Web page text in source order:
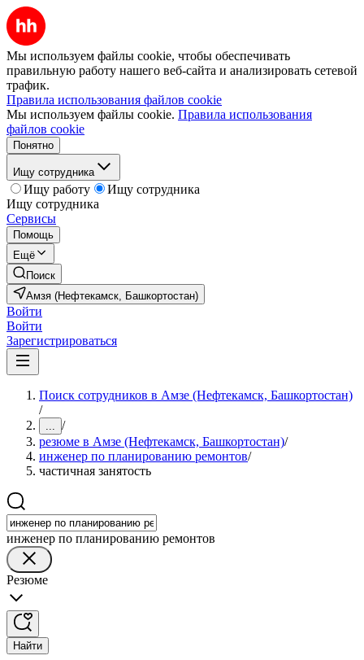
Мы используем файлы cookie, чтобы обеспечивать
правильную работу нашего веб-сайта и анализировать сетевой
трафик.
Правила использования файлов cookie
Мы используем файлы cookie. Правила использования
файлов cookie
Понятно
Ищу сотрудника
Ищу работу
Ищу сотрудника
Ищу сотрудника
Сервисы
Помощь
Ещё
Поиск
Амзя (Нефтекамск, Башкортостан)
Войти
Войти
Зарегистрироваться
Поиск сотрудников в Амзе (Нефтекамск, Башкортостан)
/
... /
резюме в Амзе (Нефтекамск, Башкортостан)/
инженер по планированию ремонтов/
частичная занятость
инженер по планированию ремонтов
Резюме
Найти